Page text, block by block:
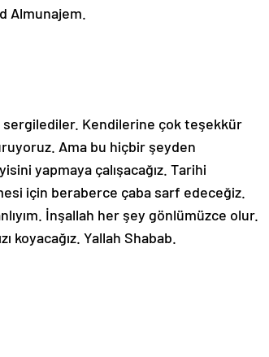
Almunajem.
Kendilerine çok teşekkür
Ama bu hiçbir şeyden
yapmaya çalışacağız. Tarihi
için beraberce çaba sarf edeceğiz.
İnşallah her şey gönlümüzce olur.
koyacağız. Yallah Shabab.